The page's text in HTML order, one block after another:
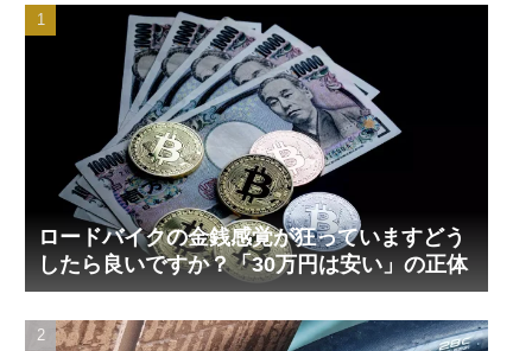
ロードバイクの金銭感覚が狂っていますどう
したら良いですか？「30万円は安い」の正体